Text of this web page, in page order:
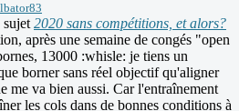
sujet 2020 sans compétitions, et alors?
après une semaine de congés "open
13000 :whisle: je tiens un
borner sans réel objectif qu'aligner
me va bien aussi. Car l'entraînement
les cols dans de bonnes conditions à